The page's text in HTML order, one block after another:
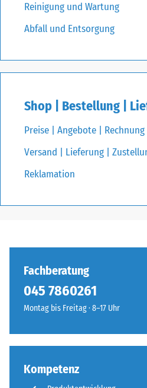
Reinigung und Wartung
Abfall und Entsorgung
Shop | Bestellung |
Preise | Angebote |
Versand | Lieferung |
Reklamation
Fachberatung
045 7860261‬
Montag bis Freitag · 8–17 Uhr
Kompetenz